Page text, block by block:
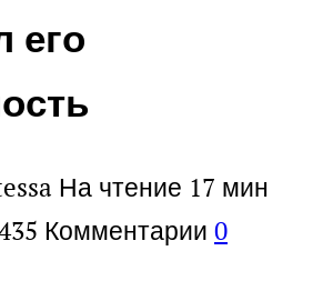
его
На чтение 17 мин
Комментарии 0